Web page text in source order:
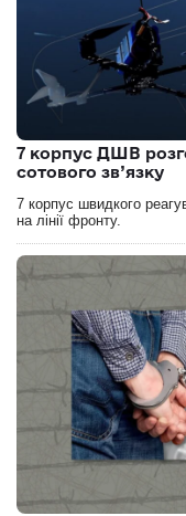
7 корпус ДШВ
сотового зв’язку
7 корпус швидкого
на лінії фронту.